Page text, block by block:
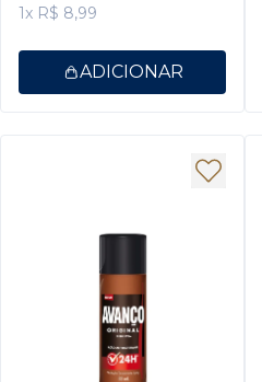
1x R$ 8,99
ADICIONAR